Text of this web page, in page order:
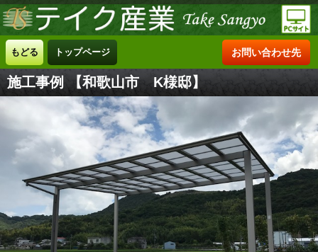
もどる トップページ お問い合わせ先
施工事例 【和歌山市 K様邸】